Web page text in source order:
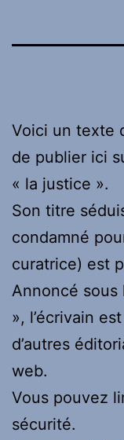
Voici un texte
de publier ici
« la justice ».
Son titre
condamné
curatrice) est
Annoncé sous
», l’écrivain
d’autres
web.
Vous pouvez
sécurité.